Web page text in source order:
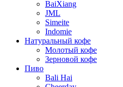
BaiXiang
JML
Simeite
Indomie
Натуральный кофе
Молотый кофе
Зерновой кофе
Пиво
Bali Hai